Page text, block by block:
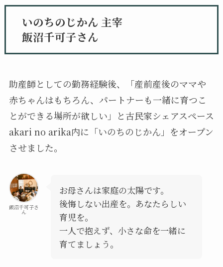
いのちのじかん 主宰
飯沼千可子さん
助産師としての勤務経験後、「産前産後のママや
赤ちゃんはもちろん、パートナーも一緒に育つこ
とができる場所が欲しい」と古民家シェアスペース
akari no arika内に「いのちのじかん」をオープン
させました。
飯沼千可子さ
ん
お母さんは家庭の太陽です。
後悔しない出産を。あなたらしい
育児を。
一人で抱えず、小さな命を一緒に
育てましょう。